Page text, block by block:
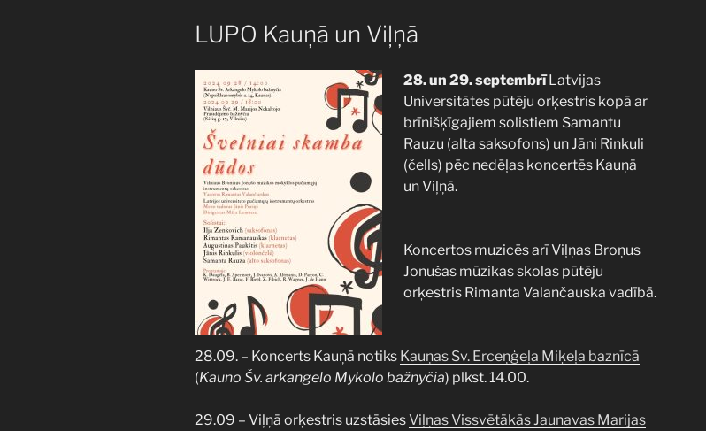
PUBLICĒTS
LUPO Kauņā un Viļņā
28. un 29. septembrīLatvijas
Universitātes pūtēju orķestris kopā ar
brīnišķīgajiem solistiem Samantu
Rauzu (alta saksofons) un Jāni Rinkuli
(čells) pēc nedēļas koncertēs Kauņā
un Viļņā.
Koncertos muzicēs arī Viļņas Broņus
Jonušas mūzikas skolas pūtēju
orķestris Rimanta Valančauska vadībā.
28.09. – Koncerts Kauņā notiks Kauņas Sv. Erceņģeļa Miķeļa baznīcā
(Kauno Šv. arkangelo Mykolo bažnyčia) plkst. 14.00.
29.09 – Viļņā orķestris uzstāsiesViļņas Vissvētākās Jaunavas Marijas